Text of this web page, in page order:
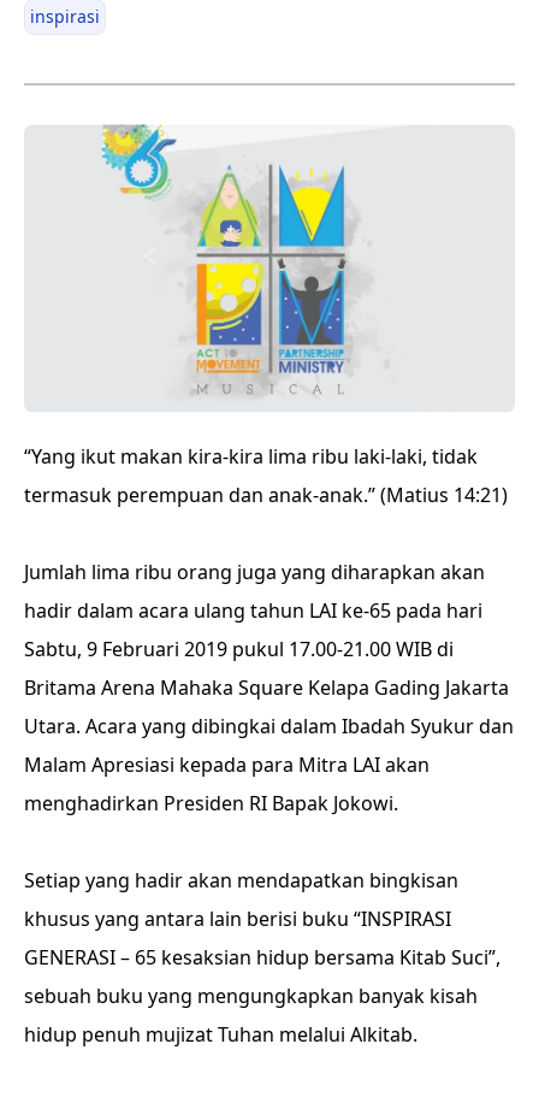
inspirasi
“Yang ikut makan kira-kira lima ribu laki-laki, tidak
termasuk perempuan dan anak-anak.” (Matius 14:21)
Jumlah lima ribu orang juga yang diharapkan akan
hadir dalam acara ulang tahun LAI ke-65 pada hari
Sabtu, 9 Februari 2019 pukul 17.00-21.00 WIB di
Britama Arena Mahaka Square Kelapa Gading Jakarta
Utara. Acara yang dibingkai dalam Ibadah Syukur dan
Malam Apresiasi kepada para Mitra LAI akan
menghadirkan Presiden RI Bapak Jokowi.
Setiap yang hadir akan mendapatkan bingkisan
khusus yang antara lain berisi buku “INSPIRASI
GENERASI – 65 kesaksian hidup bersama Kitab Suci”,
sebuah buku yang mengungkapkan banyak kisah
hidup penuh mujizat Tuhan melalui Alkitab.